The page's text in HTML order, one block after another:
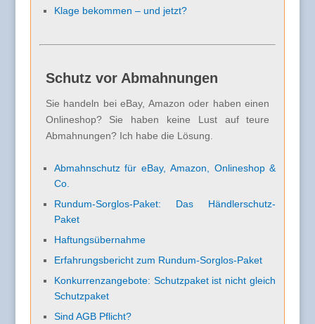
Klage bekommen – und jetzt?
Schutz vor Abmahnungen
Sie handeln bei eBay, Amazon oder haben einen
Onlineshop? Sie haben keine Lust auf teure
Abmahnungen? Ich habe die Lösung.
Abmahnschutz für eBay, Amazon, Onlineshop &
Co.
Rundum-Sorglos-Paket: Das Händlerschutz-
Paket
Haftungsübernahme
Erfahrungsbericht zum Rundum-Sorglos-Paket
Konkurrenzangebote: Schutzpaket ist nicht gleich
Schutzpaket
Sind AGB Pflicht?